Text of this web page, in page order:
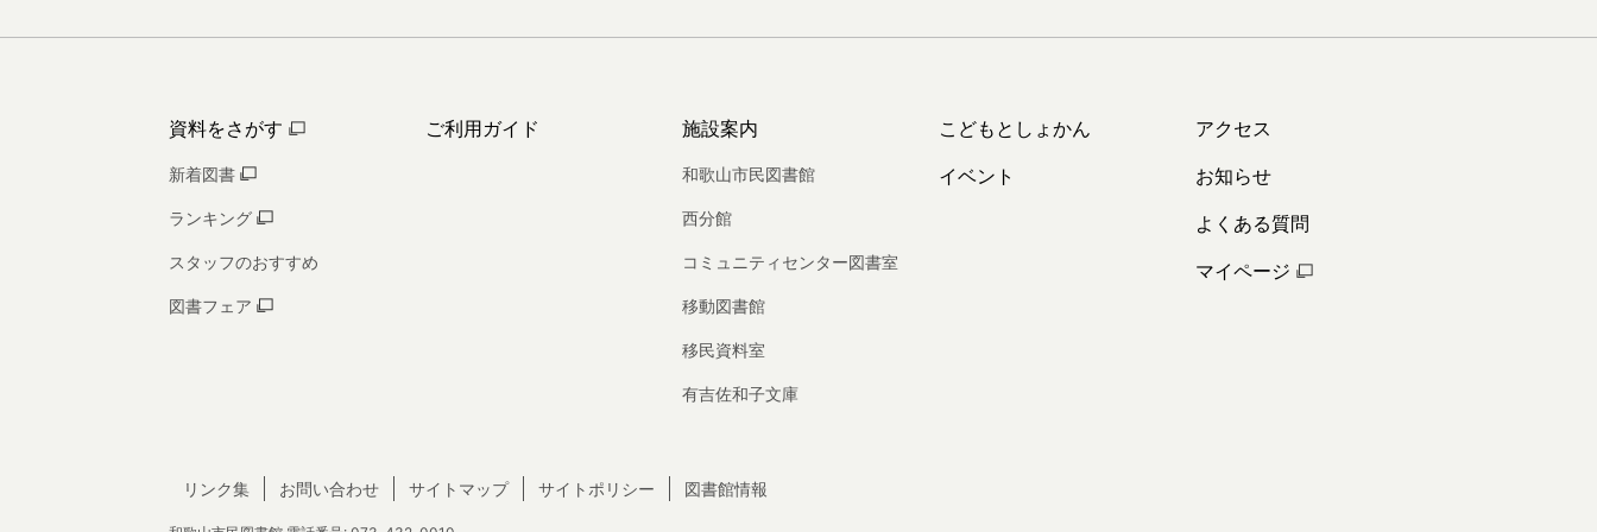
資料をさがす
新着図書
ランキング
スタッフのおすすめ
図書フェア
ご利用ガイド 施設案内
和歌山市民図書館
西分館
コミュニティセンター図書室
移動図書館
移民資料室
有吉佐和子文庫
こどもとしょかん
イベント
アクセス
お知らせ
よくある質問
マイページ
リンク集 お問い合わせ サイトマップ サイトポリシー 図書館情報